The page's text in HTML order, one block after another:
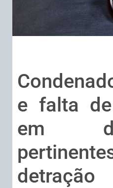
e falta
em
detração